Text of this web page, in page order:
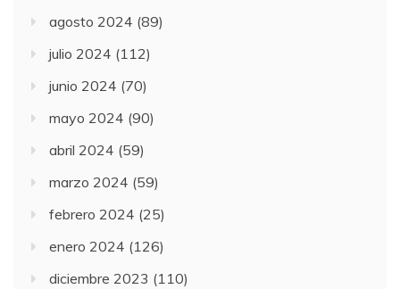
agosto 2024 (89)
julio 2024 (112)
junio 2024 (70)
mayo 2024 (90)
abril 2024 (59)
marzo 2024 (59)
febrero 2024 (25)
enero 2024 (126)
diciembre 2023 (110)